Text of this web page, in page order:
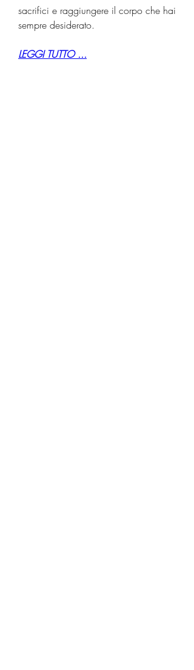
sacrifici e raggiungere il corpo che hai
sempre desiderato.
LEGGI TUTTO ...